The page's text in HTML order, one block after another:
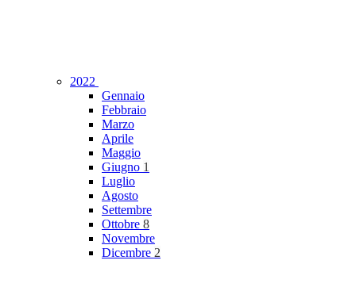
2022
Gennaio
Febbraio
Marzo
Aprile
Maggio
Giugno 1
Luglio
Agosto
Settembre
Ottobre 8
Novembre
Dicembre 2